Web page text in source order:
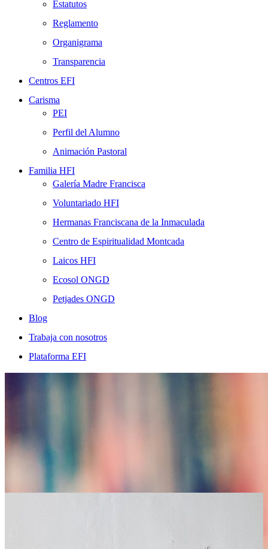
Estatutos
Reglamento
Organigrama
Transparencia
Centros EFI
Carisma
PEI
Perfil del Alumno
Animación Pastoral
Familia HFI
Galería Madre Francisca
Voluntariado HFI
Hermanas Franciscana de la Inmaculada
Centro de Espiritualidad Montcada
Laicos HFI
Ecosol ONGD
Petjades ONGD
Blog
Trabaja con nosotros
Plataforma EFI